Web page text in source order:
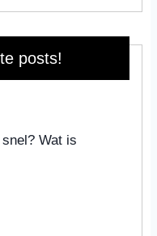
posts!
Wat is